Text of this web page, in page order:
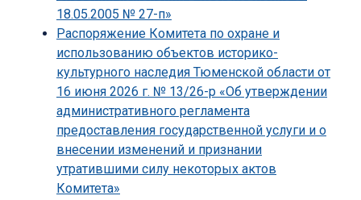
18.05.2005 № 27-п»
Распоряжение Комитета по охране и
использованию объектов историко-
культурного наследия Тюменской области от
16 июня 2026 г. № 13/26-р «Об утверждении
административного регламента
предоставления государственной услуги и о
внесении изменений и признании
утратившими силу некоторых актов
Комитета»